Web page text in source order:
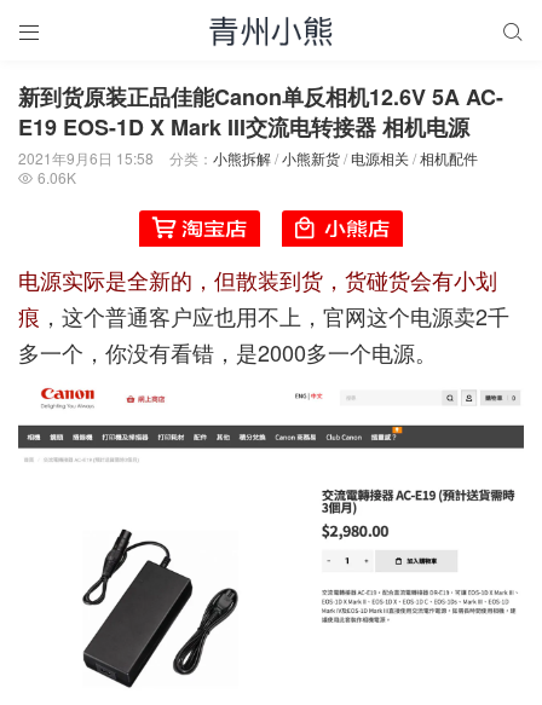
 
新到货原装正品佳能Canon单反相机12.6V 5A AC-
E19 EOS-1D X Mark III交流电转接器 相机电源
2021年9月6日 15:58 分类： 小熊拆解/小熊新货/ 电源相关/相机配件
 6.06K
电源实际是全新的，但散装到货，货碰货会有小划
痕 ，这个普通客户应也用不上，官网这个电源卖2千
多一个，你没有看错，是2000多一个电源。